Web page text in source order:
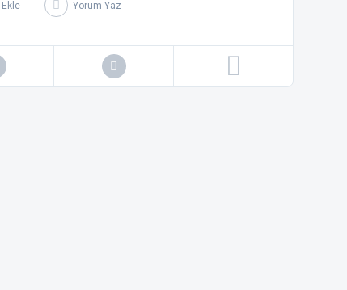
Yorum Yaz